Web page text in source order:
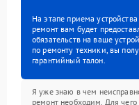
На этапе приема
ремонт вам будет
обязательств на ваше
по ремонту техники, вы
гарантийный талон.
Я уже знаю в чем
ремонт необходим. Для чего